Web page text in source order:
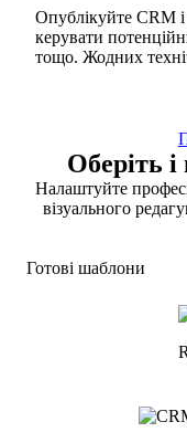
Опублікуйте CRM
керувати
тощо. Жодних
Оберіть
Налаштуйте
візуального
Готові шаблони